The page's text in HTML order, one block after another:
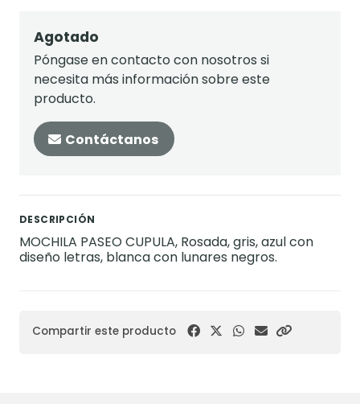
Agotado
Póngase en contacto con nosotros si
necesita más información sobre este
producto.
Contáctanos
DESCRIPCIÓN
MOCHILA PASEO CUPULA, Rosada, gris, azul con
diseño letras, blanca con lunares negros.
Compartir este producto